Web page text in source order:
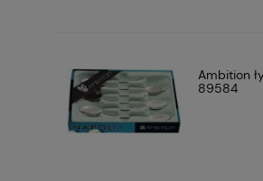
Ambition
89584